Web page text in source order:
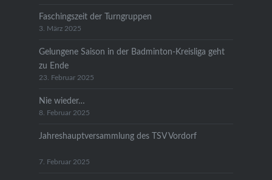
Faschingszeit der Turngruppen
3. März 2025
Gelungene Saison in der Badminton-Kreisliga geht
zu Ende
23. Februar 2025
Nie wieder…
8. Februar 2025
Jahreshauptversammlung des TSV Vordorf
7. Februar 2025